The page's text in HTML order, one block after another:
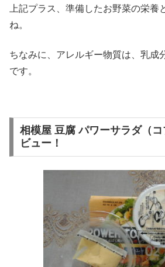
上記プラス、準備したお野菜の栄養
ね。
ちなみに、アレルギー物質は、乳成
です。
相模屋 豆腐 パワーサラダ（
ビュー！